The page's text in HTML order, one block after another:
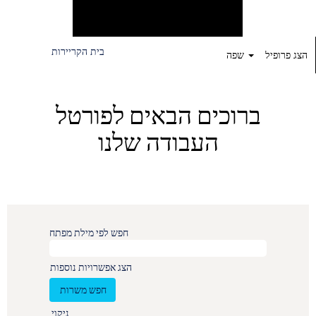
בית הקריירות הצג פרופיל
ברוכים הבאים לפורטל
העבודה שלנו
חפש לפי מילת מפתח
הצג אפשרויות נוספות
ניקוי